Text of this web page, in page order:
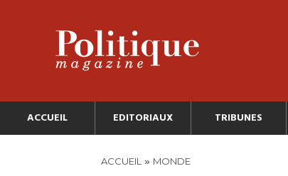
ACCUEIL EDITORIAUX TRIBUNES
ACCUEIL » MONDE